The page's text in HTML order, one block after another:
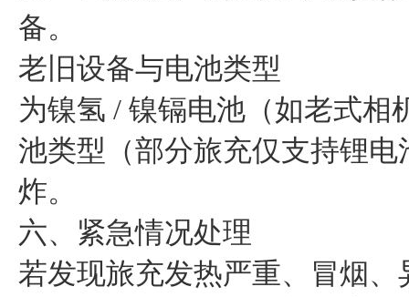
备。
老旧设备与电池类型
为镍氢 / 镍镉电池（如老式相
池类型（部分旅充仅支持锂
炸。
六、紧急情况处理
若发现旅充发热严重、冒烟